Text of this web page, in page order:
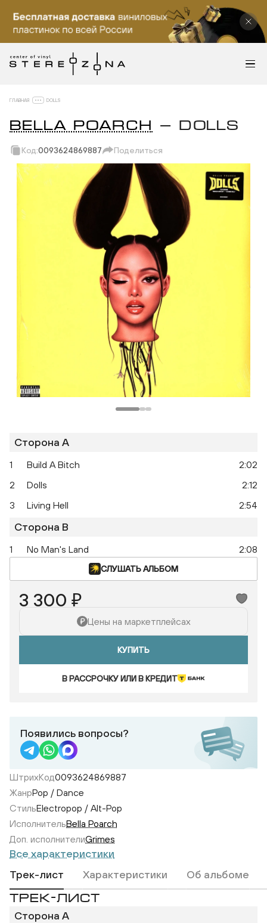
ГЛАВНАЯ DOLLS
BELLA POARCH — DOLLS
Код:0093624869887 Поделиться
Скопировать ссылку
Вотсап
Телеграм
Макс
ВКонтакте
Одноклассники
Сторона A
1 Build A Bitch
2:02
2
Dolls
2:12
3
Living Hell 2:54
Сторона B
1 No Man's Land 2:08
СЛУШАТЬ АЛЬБОМ
3 300 ₽
Цены на маркетплейсах
КУПИТЬ
В РАССРОЧКУ ИЛИ В КРЕДИТ
Появились вопросы?
ШтрихКод0093624869887
ЖанрPop / Dance
СтильElectropop / Alt-Pop
ИсполнительBella Poarch
Доп. исполнителиGrimes
Все характеристики
Трек-лист
Характеристики Об альбоме
ТРЕК-ЛИСТ
Сторона A